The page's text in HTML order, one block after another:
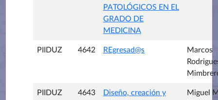
PATOLÓGICOS EN EL
GRADO DE
MEDICINA
PIIDUZ 4642 REgresad@s
Marcos
PIIDUZ 4643
Diseño, creación y
Miguel